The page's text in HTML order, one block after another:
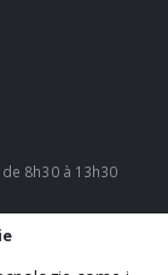
8h30 à 13h30